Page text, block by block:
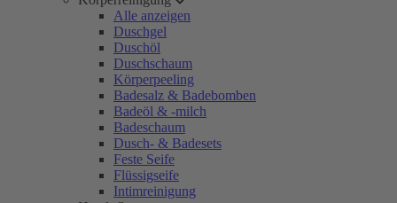
Alle anzeigen
Duschgel
Duschöl
Duschschaum
Körperpeeling
Badesalz & Badebomben
Badeöl & -milch
Badeschaum
Dusch- & Badesets
Feste Seife
Flüssigseife
Intimreinigung